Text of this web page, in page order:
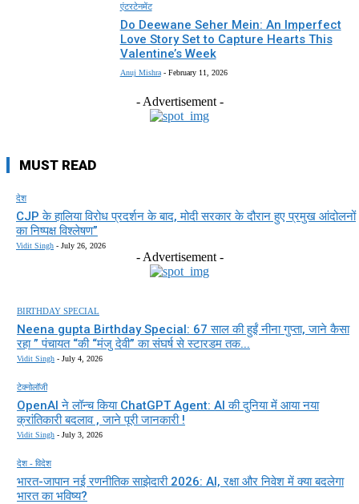
एंटरटेनमेंट
Do Deewane Seher Mein: An Imperfect
Love Story Set to Capture Hearts This
Valentine’s Week
Anuj Mishra - February 11, 2026
- Advertisement -
MUST READ
देश
CJP के हालिया विरोध प्रदर्शन के बाद, मोदी सरकार के दौरान हुए प्रमुख आंदोलनों
का निष्पक्ष विश्लेषण”
Vidit Singh - July 26, 2026
- Advertisement -
BIRTHDAY SPECIAL
Neena gupta Birthday Special: 67 साल की हुईं नीना गुप्ता, जाने कैसा
रहा ” पंचायत “की “मंजु देवी” का संघर्ष से स्टारडम तक...
Vidit Singh - July 4, 2026
टेक्नोलॉजी
OpenAI ने लॉन्च किया ChatGPT Agent: AI की दुनिया में आया नया
क्रांतिकारी बदलाव , जाने पूरी जानकारी !
Vidit Singh - July 3, 2026
देश - विदेश
भारत-जापान नई रणनीतिक साझेदारी 2026: AI, रक्षा और निवेश में क्या बदलेगा
भारत का भविष्य?